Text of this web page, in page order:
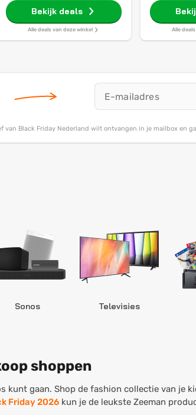
Bekijk deals
Alle deals van deze winkel Alle
Black Friday Nederland wilt ontvangen in je mailbox en
Sonos Televisies
shoppen
kunt gaan. Shop de fashion collectie van je
Friday 2026 kun je de leukste Zeeman